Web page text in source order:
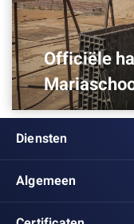
Officiële
Diensten
Algemeen